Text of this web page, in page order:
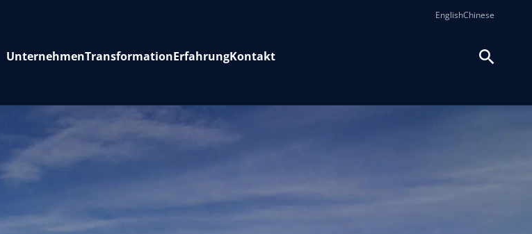
EnglishChinese
UnternehmenTransformationErfahrungKontakt